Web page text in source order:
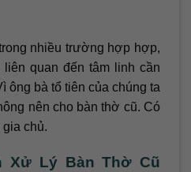
nhiều trường hợp hợp,
quan đến tâm linh cần
ông bà tổ tiên của chúng ta
nên cho bàn thờ cũ. Có
chủ.
Xử Lý Bàn Thờ Cũ